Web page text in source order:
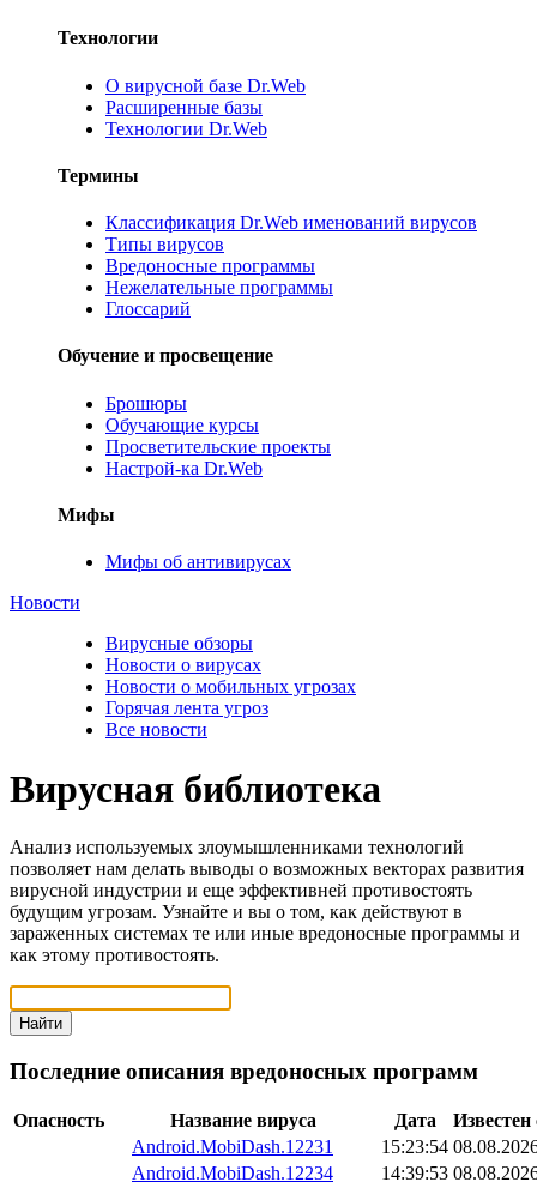
Технологии
О вирусной базе Dr.Web
Расширенные базы
Технологии Dr.Web
Термины
Классификация Dr.Web именований вирусов
Типы вирусов
Вредоносные программы
Нежелательные программы
Глоссарий
Обучение и просвещение
Брошюры
Обучающие курсы
Просветительские проекты
Настрой-ка Dr.Web
Мифы
Мифы об антивирусах
Новости
Вирусные обзоры
Новости о вирусах
Новости о мобильных угрозах
Горячая лента угроз
Все новости
Вирусная библиотека
Анализ используемых злоумышленниками технологий
позволяет нам делать выводы о возможных векторах развития
вирусной индустрии и еще эффективней противостоять
будущим угрозам. Узнайте и вы о том, как действуют в
зараженных системах те или иные вредоносные программы и
как этому противостоять.
Найти
Последние описания вредоносных программ
Опасность Название вируса Дата
Известен
Android.MobiDash.12231
15:23:54
Android.MobiDash.12234
14:39:53